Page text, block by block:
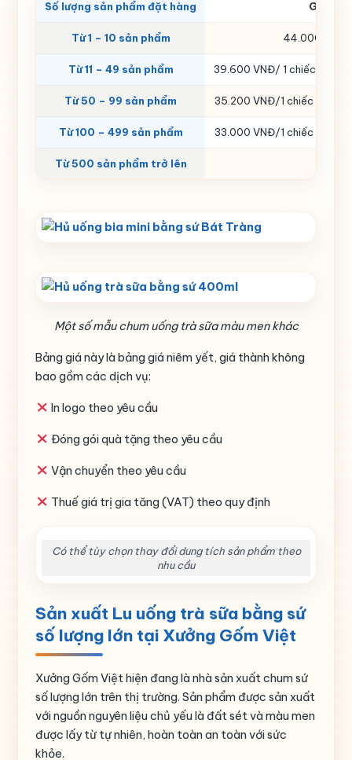
Số lượng sản phẩm đặt hàng Giá
Từ 1 – 10 sản phẩm 44.000 VNĐ/
Từ 11 – 49 sản phẩm 39.600 VNĐ/ 1 chiếc (Giảm
Từ 50 – 99 sản phẩm 35.200 VNĐ/1 chiếc (Giảm
Từ 100 – 499 sản phẩm 33.000 VNĐ/1 chiếc (Giảm
Từ 500 sản phẩm trở lên
Một số mẫu chum uống trà sữa màu men khác
Bảng giá này là bảng giá niêm yết, giá thành không
bao gồm các dịch vụ:
In logo theo yêu cầu
Đóng gói quà tặng theo yêu cầu
Vận chuyển theo yêu cầu
Thuế giá trị gia tăng (VAT) theo quy định
Có thể tùy chọn thay đổi dung tích sản phẩm theo
nhu cầu
Sản xuất Lu uống trà sữa bằng sứ
số lượng lớn tại Xưởng Gốm Việt
Xưởng Gốm Việt hiện đang là nhà sản xuất chum sứ
số lượng lớn trên thị trường. Sản phẩm được sản xuất
với nguồn nguyên liệu chủ yếu là đất sét và màu men
được lấy từ tự nhiên, hoàn toàn an toàn với sức
khỏe.